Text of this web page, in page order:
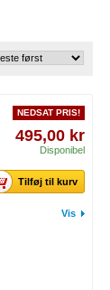
NEDSAT PRIS!
495,00 kr
Disponibel
Tilføj til kurv
Vis